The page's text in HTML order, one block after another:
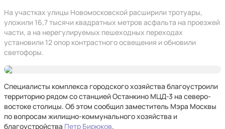
На участках улицы Новомосковской расширили тротуары,
уложили 16,7 тысячи квадратных метров асфальта на проезжей
части, а на нерегулируемых пешеходных переходах
установили 12 опор контрастного освещения и обновили
светофоры.
Специалисты комплекса городского хозяйства благоустроили
территорию рядом со станцией Останкино МЦД-3 на северо-
востоке столицы. Об этом сообщил заместитель Мэра Москвы
по вопросам жилищно-коммунального хозяйства и
благоустройства Петр Бирюков.